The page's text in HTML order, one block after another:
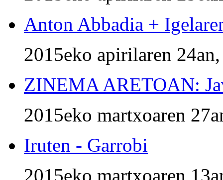
Anton Abbadia +
2015eko apirilaren
ZINEMA ARETOAN:
2015eko martxoaren
Iruten - Garrobi
2015eko martxoaren